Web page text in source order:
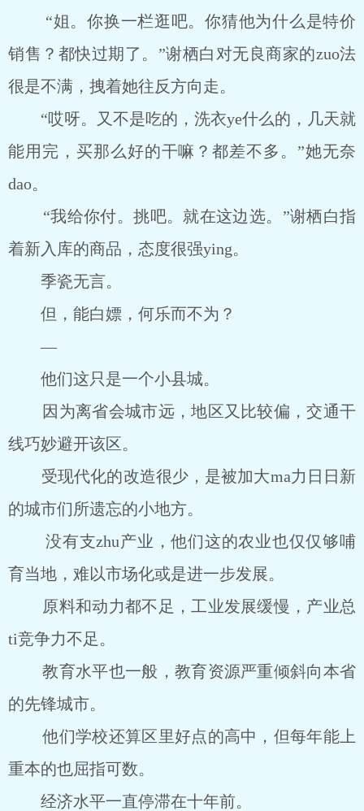
“姐。你换一栏逛吧。你猜他为什么是特价
销售？都快过期了。”谢栖白对无良商家的zuo法
很是不满，拽着她往反方向走。
“哎呀。又不是吃的，洗衣ye什么的，几天就
能用完，买那么好的干嘛？都差不多。”她无奈
dao。
“我给你付。挑吧。就在这边选。”谢栖白指
着新入库的商品，态度很强ying。
季瓷无言。
但，能白嫖，何乐而不为？
―
他们这只是一个小县城。
因为离省会城市远，地区又比较偏，交通干
线巧妙避开该区。
受现代化的改造很少，是被加大ma力日日新
的城市们所遗忘的小地方。
没有支zhu产业，他们这的农业也仅仅够哺
育当地，难以市场化或是进一步发展。
原料和动力都不足，工业发展缓慢，产业总
ti竞争力不足。
教育水平也一般，教育资源严重倾斜向本省
的先锋城市。
他们学校还算区里好点的高中，但每年能上
重本的也屈指可数。
经济水平一直停滞在十年前。